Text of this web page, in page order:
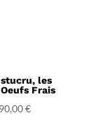
les
Frais
€